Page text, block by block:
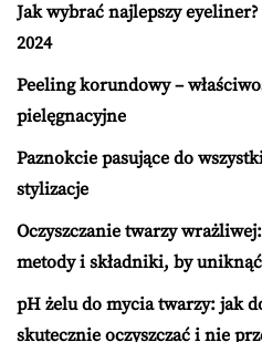
Jak wybrać najlepszy
2024
Peeling korundowy –
pielęgnacyjne
Paznokcie pasujące do
stylizacje
Oczyszczanie twarzy
metody i składniki, by
pH żelu do mycia twarzy: jak
skutecznie oczyszczać i nie